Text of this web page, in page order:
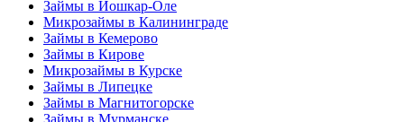
Займы в Йошкар-Оле
Микрозаймы в Калининграде
Займы в Кемерово
Займы в Кирове
Микрозаймы в Курске
Займы в Липецке
Займы в Магнитогорске
Займы в Мурманске